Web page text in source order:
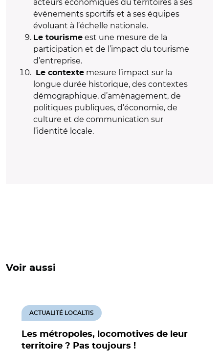
acteurs économiques du territoires à ses
événements sportifs et à ses équipes
évoluant à l’échelle nationale.
Le tourisme est une mesure de la
participation et de l’impact du tourisme
d’entreprise.
Le contexte mesure l’impact sur la
longue durée historique, des contextes
démographique, d’aménagement, de
politiques publiques, d’économie, de
culture et de communication sur
l’identité locale.
Voir aussi
Les métropoles, locomotives de leur
territoire ? Pas toujours !
ACTUALITÉ LOCALTIS